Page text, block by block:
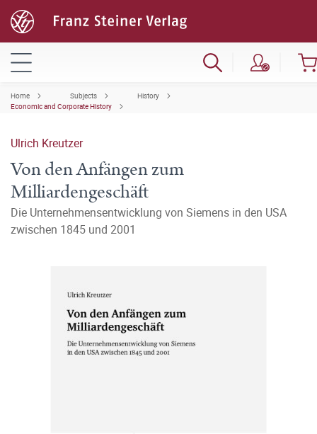
Home Subjects
History
Economic and Corporate History
Ulrich Kreutzer
Von den Anfängen zum
Milliardengeschäft
Die Unternehmensentwicklung von Siemens in den USA
zwischen 1845 und 2001